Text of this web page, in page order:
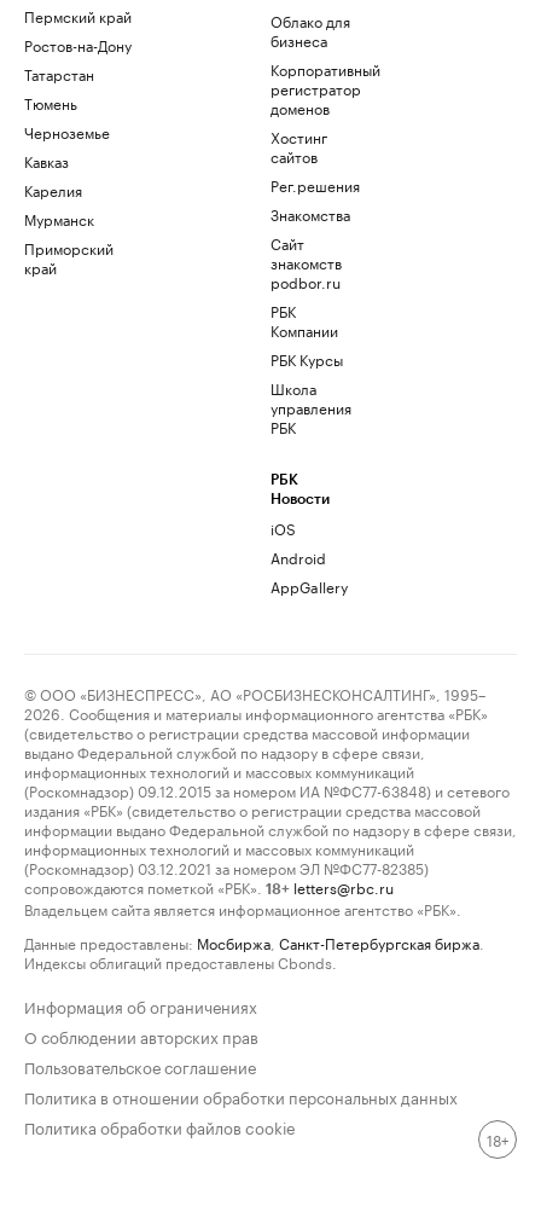
Пермский край
Ростов-на-Дону
Татарстан
Тюмень
Черноземье
Кавказ
Карелия
Мурманск
Приморский
край
Облако для
бизнеса
Корпоративный
регистратор
доменов
Хостинг
сайтов
Рег.решения
Знакомства
Сайт
знакомств
podbor.ru
РБК
Компании
РБК Курсы
Школа
управления
РБК
РБК
Новости
iOS
Android
AppGallery
© ООО «БИЗНЕСПРЕСС», АО «РОСБИЗНЕСКОНСАЛТИНГ», 1995–
2026. Сообщения и материалы информационного агентства «РБК»
(свидетельство о регистрации средства массовой информации
выдано Федеральной службой по надзору в сфере связи,
информационных технологий и массовых коммуникаций
(Роскомнадзор) 09.12.2015 за номером ИА №ФС77-63848) и сетевого
издания «РБК» (свидетельство о регистрации средства массовой
информации выдано Федеральной службой по надзору в сфере связи,
информационных технологий и массовых коммуникаций
(Роскомнадзор) 03.12.2021 за номером ЭЛ №ФС77-82385)
сопровождаются пометкой «РБК».
18+ letters@rbc.ru
Владельцем сайта является информационное агентство «РБК».
Данные предоставлены: Мосбиржа Санкт-Петербургская биржа
Индексы облигаций предоставлены Cbonds.
Информация об ограничениях
О соблюдении авторских прав
Пользовательское соглашение
Политика в отношении обработки персональных данных
Политика обработки файлов cookie
18+